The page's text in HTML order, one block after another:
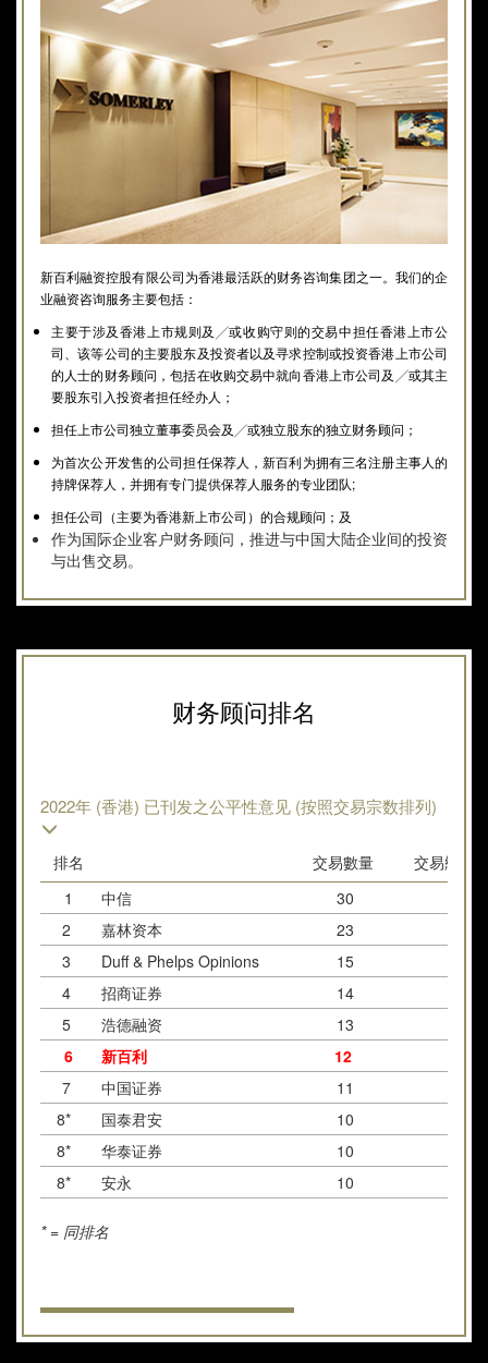
新百利融资控股有限公司为香港最活跃的财务咨询集团之一。我们的企
业融资咨询服务主要包括：
主要于涉及香港上市规则及╱或收购守则的交易中担任香港上市公
司、该等公司的主要股东及投资者以及寻求控制或投资香港上市公司
的人士的财务顾问，包括在收购交易中就向香港上市公司及╱或其主
要股东引入投资者担任经办人；
担任上市公司独立董事委员会及╱或独立股东的独立财务顾问；
为首次公开发售的公司担任保荐人，新百利为拥有三名注册主事人的
持牌保荐人，并拥有专门提供保荐人服务的专业团队;
担任公司（主要为香港新上市公司）的合规顾问；及
作为国际企业客户财务顾问，推进与中国大陆企业间的投资
与出售交易。
财务顾问排名
2022年 (香港) 已刊发之公平性意见 (按照交易宗数排列)
排名 交易數量 交易總额
1
中信 30
2
嘉林资本 23
3
Duff & Phelps Opinions 15
4
招商证券 14
5
浩德融资 13
6
新百利 12
7
中国证券 11
8*
国泰君安 10
8*
华泰证券 10
8*
安永 10
* = 同排名